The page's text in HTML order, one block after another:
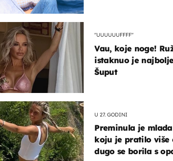
"UUUUUUFFFF"
Vau, koje noge!
istaknuo je
Šuput
U 27. GODINI
Preminula je
koju je pratilo više
dugo se borila s